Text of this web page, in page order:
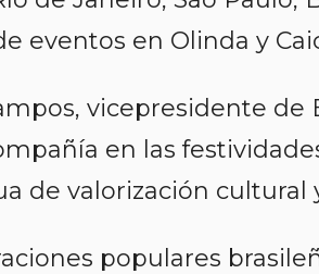
eventos en Olinda y
vicepresidente de
en las
de valorización cultural
populares